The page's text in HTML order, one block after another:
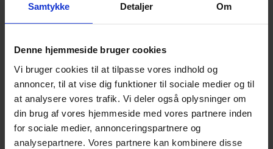
Samtykke Detaljer Om
Denne hjemmeside bruger cookies
Vi bruger cookies til at tilpasse vores indhold og
annoncer, til at vise dig funktioner til sociale medier og til
at analysere vores trafik. Vi deler også oplysninger om
din brug af vores hjemmeside med vores partnere inden
for sociale medier, annonceringspartnere og
analysepartnere. Vores partnere kan kombinere disse
handlekraft og strategisk råderum.
en virksomhed
Jamen, det kan vi jo ikke have
” er en af mine
yndlingsreaktioner, når jeg får lejlighed til at forklare,
hvorfor jeg har markeret noget som ”rødt”. Jeg har tit
fornøjelsen af at formidle udfordringer og sårbarheder,
som var delvist kendte ved virksomhedens